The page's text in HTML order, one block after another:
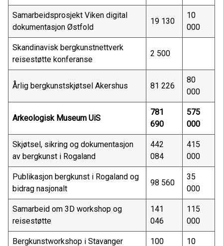
Samarbeidsprosjekt Viken digital
dokumentasjon Østfold
19 130
10
000
Skandinavisk bergkunstnettverk
reisestøtte konferanse
2 500
Årlig bergkunstskjøtsel Akershus 81 226
80
000
Arkeologisk Museum UiS
781
690
575
000
Skjøtsel, sikring og dokumentasjon
av bergkunst i Rogaland
442
084
415
000
Publikasjon bergkunst i Rogaland og
bidrag nasjonalt
98 560
35
000
Samarbeid om 3D workshop og
reisestøtte
141
046
115
000
Bergkunstworkshop i Stavanger 100 10